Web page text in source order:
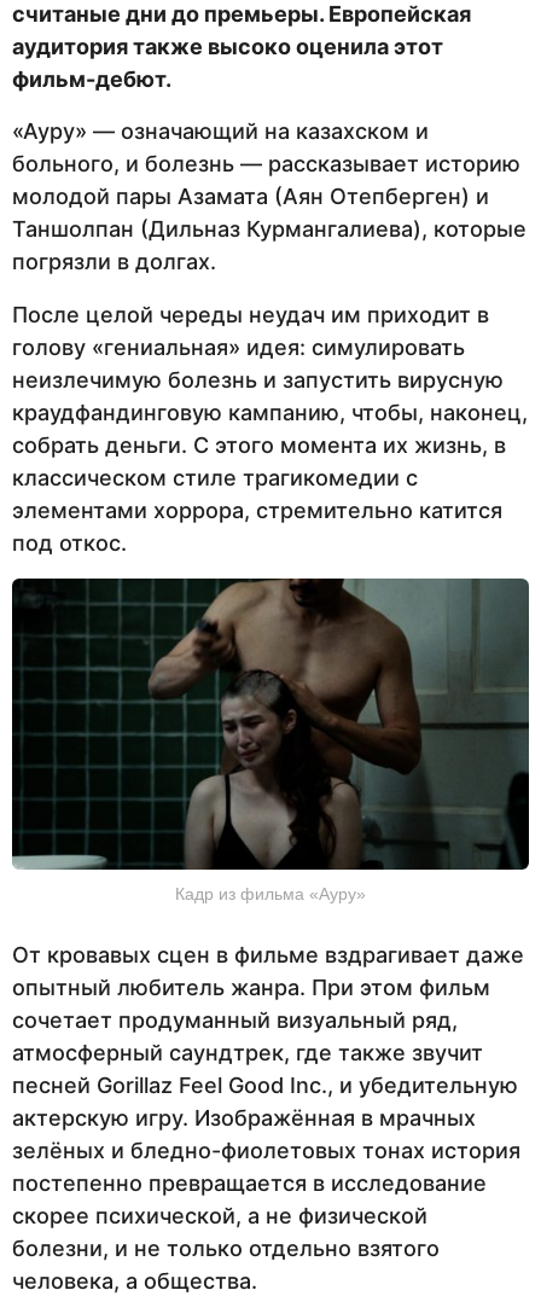
считаные дни до премьеры. Европейская
аудитория также высоко оценила этот
фильм-дебют.
«Ауру» — означающий на казахском и
больного, и болезнь — рассказывает историю
молодой пары Азамата (Аян Отепберген) и
Таншолпан (Дильназ Курмангалиева), которые
погрязли в долгах.
После целой череды неудач им приходит в
голову «гениальная» идея: симулировать
неизлечимую болезнь и запустить вирусную
краудфандинговую кампанию, чтобы, наконец,
собрать деньги. С этого момента их жизнь, в
классическом стиле трагикомедии с
элементами хоррора, стремительно катится
под откос.
Кадр из фильма «Ауру»
От кровавых сцен в фильме вздрагивает даже
опытный любитель жанра. При этом фильм
сочетает продуманный визуальный ряд,
атмосферный саундтрек, где также звучит
песней Gorillaz Feel Good Inc., и убедительную
актерскую игру. Изображённая в мрачных
зелёных и бледно-фиолетовых тонах история
постепенно превращается в исследование
скорее психической, а не физической
болезни, и не только отдельно взятого
человека, а общества.